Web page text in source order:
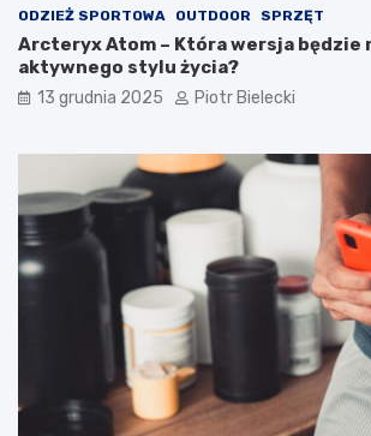
ODZIEŻ SPORTOWA OUTDOOR SPRZĘT
Arcteryx Atom – Która wersja będzie
aktywnego stylu życia?
13 grudnia 2025 Piotr Bielecki